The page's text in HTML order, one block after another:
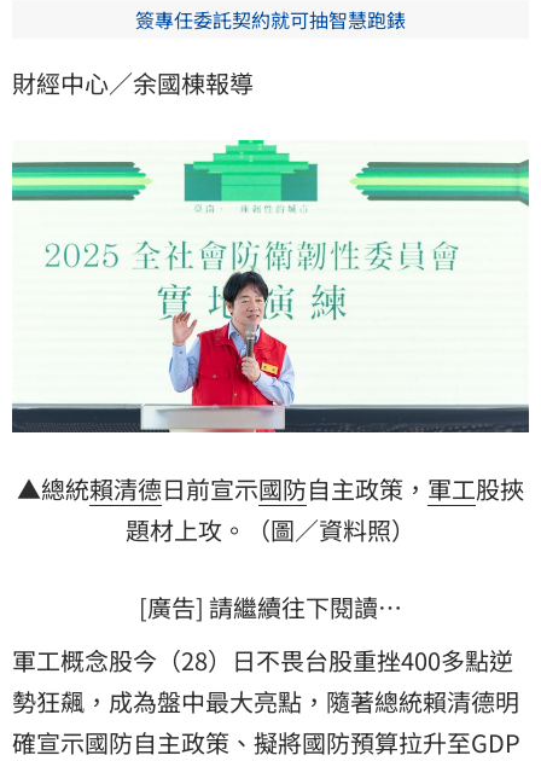
簽專任委託契約就可抽智慧跑錶
財經中心／余國棟報導
▲總統賴清德日前宣示國防自主政策， 軍工股挾
題材上攻。（圖／資料照）
[廣告] 請繼續往下閱讀…
軍工概念股今（28）日不畏台股重挫400多點逆
勢狂飆，成為盤中最大亮點，隨著總統賴清德明
確宣示國防自主政策、擬將國防預算拉升至GDP